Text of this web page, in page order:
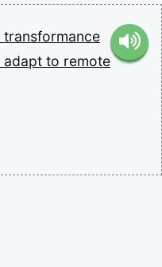
transformance
adapt to remote